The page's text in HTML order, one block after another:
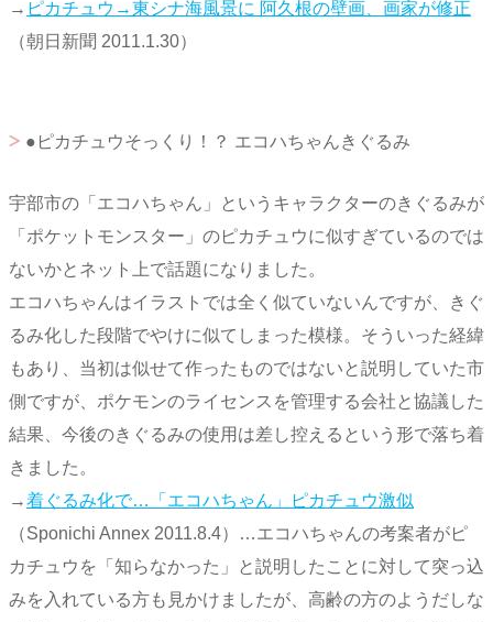
→ ピカチュウ→東シナ海風景に 阿久根の壁画、画家が修正
（朝日新聞 2011.1.30）
●ピカチュウそっくり！？ エコハちゃんきぐるみ
宇部市の「エコハちゃん」というキャラクターのきぐるみが
「ポケットモンスター」のピカチュウに似すぎているのでは
ないかとネット上で話題になりました。
エコハちゃんはイラストでは全く似ていないんですが、きぐ
るみ化した段階でやけに似てしまった模様。そういった経緯
もあり、当初は似せて作ったものではないと説明していた市
側ですが、ポケモンのライセンスを管理する会社と協議した
結果、今後のきぐるみの使用は差し控えるという形で落ち着
きました。
→着ぐるみ化で…「エコハちゃん」ピカチュウ激似
（Sponichi Annex 2011.8.4）…エコハちゃんの考案者がピ
カチュウを「知らなかった」と説明したことに対して突っ込
みを入れている方も見かけましたが、高齢の方のようだしな